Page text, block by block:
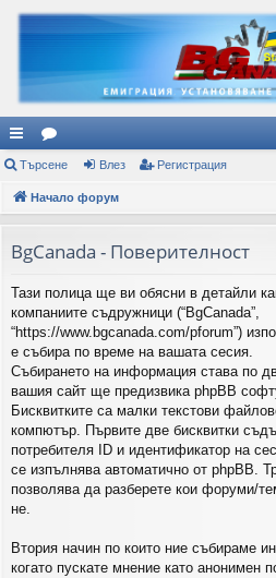
ъ
рз
вр
ъз
ки
ор
ум
Търсене Влез Регистрация
Начало форум
BgCanada - Поверителност
Тази полица ще ви обясни в детайли
компаниите съдружници (“BgCanada”,
“https://www.bgcanada.com/pforum”)
е събира по време на вашата сесия.
Събирането на информация става по
вашия сайт ще предизвика phpBB
Бисквитките са малки текстови
компютър. Първите две бисквитки
потребителя ID и идентификатор на
се изпълнява автоматично от phpBB.
позволява да разберете кои форуми/
не.
Втория начин по които ние събираме
когато пускате мнение като анонимен